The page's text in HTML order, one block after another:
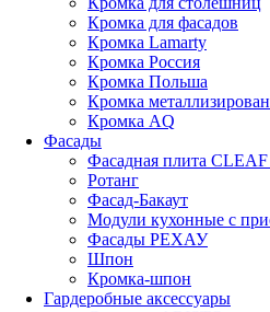
Кромка для фасадов
Кромка Lamarty
Кромка Россия
Кромка Польша
Кромка
Кромка AQ
Фасады
Фасадная плита CLEAF
Ротанг
Фасад-Бакаут
Модули кухонные с
Фасады РЕХАУ
Шпон
Кромка-шпон
Гардеробные аксессуары